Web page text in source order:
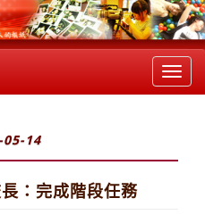
05-14
：完成階段任務